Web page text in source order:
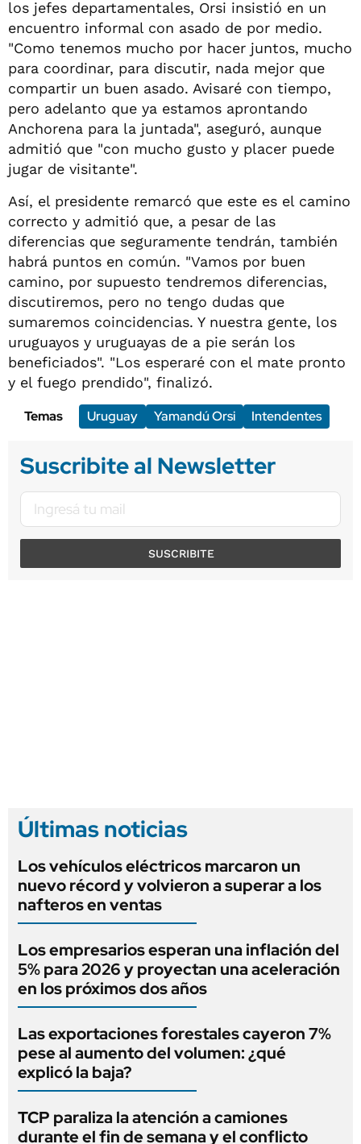
los jefes departamentales, Orsi insistió en un
encuentro informal con asado de por medio.
"Como tenemos mucho por hacer juntos, mucho
para coordinar, para discutir, nada mejor que
compartir un buen asado. Avisaré con tiempo,
pero adelanto que ya estamos aprontando
Anchorena para la juntada", aseguró, aunque
admitió que "con mucho gusto y placer puede
jugar de visitante".
Así, el presidente remarcó que este es el camino
correcto y admitió que, a pesar de las
diferencias que seguramente tendrán, también
habrá puntos en común. "Vamos por buen
camino, por supuesto tendremos diferencias,
discutiremos, pero no tengo dudas que
sumaremos coincidencias. Y nuestra gente, los
uruguayos y uruguayas de a pie serán los
beneficiados". "Los esperaré con el mate pronto
y el fuego prendido", finalizó.
Temas
Uruguay Yamandú Orsi Intendentes
Suscribite al Newsletter
SUSCRIBITE
Últimas noticias
Los vehículos eléctricos marcaron un
nuevo récord y volvieron a superar a los
nafteros en ventas
Los empresarios esperan una inflación del
5% para 2026 y proyectan una aceleración
en los próximos dos años
Las exportaciones forestales cayeron 7%
pese al aumento del volumen: ¿qué
explicó la baja?
TCP paraliza la atención a camiones
durante el fin de semana y el conflicto